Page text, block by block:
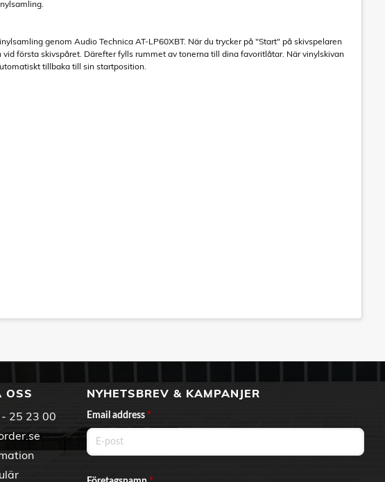
genom Audio Technica AT-LP60XBT. När du trycker på "Start" på skivspelaren
första skivspåret. Därefter fylls rummet av tonerna till dina favoritlåtar. När vinylskivan
tillbaka till sin startposition.
OSS
25 23 00
NYHETSBREV & KAMPANJER
Email address *